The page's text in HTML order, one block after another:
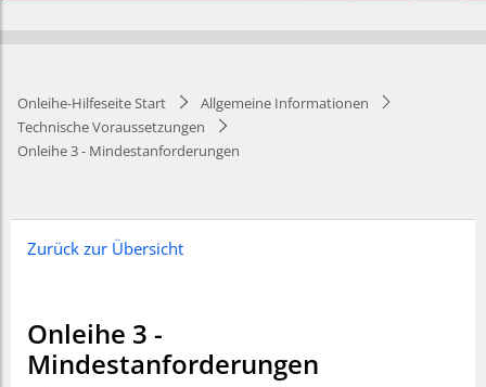
Onleihe-Hilfeseite Start
Allgemeine Informationen
Technische Voraussetzungen
Onleihe 3 - Mindestanforderungen
Zurück zur Übersicht
Onleihe 3 -
Mindestanforderungen